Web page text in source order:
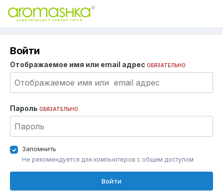
Войти
Отображаемое имя или email адрес ОБЯЗАТЕЛЬНО
Пароль ОБЯЗАТЕЛЬНО
Запомнить
Не рекомендуется для компьютеров с общим доступом
Войти